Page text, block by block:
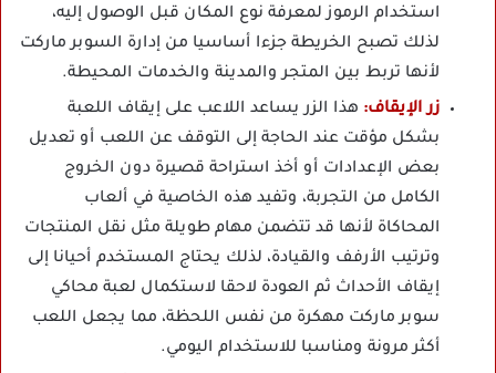
استخدام الرموز لمعرفة نوع المكان قبل الوصول إليه،
لذلك تصبح الخريطة جزءا أساسيا من إدارة السوبر ماركت
لأنها تربط بين المتجر والمدينة والخدمات المحيطة.
زر الإيقاف: هذا الزر يساعد اللاعب على إيقاف اللعبة
بشكل مؤقت عند الحاجة إلى التوقف عن اللعب أو تعديل
بعض الإعدادات أو أخذ استراحة قصيرة دون الخروج
الكامل من التجربة، وتفيد هذه الخاصية في ألعاب
المحاكاة لأنها قد تتضمن مهام طويلة مثل نقل المنتجات
وترتيب الأرفف والقيادة، لذلك يحتاج المستخدم أحيانا إلى
إيقاف الأحداث ثم العودة لاحقا لاستكمال لعبة محاكي
سوبر ماركت مهكرة من نفس اللحظة، مما يجعل اللعب
أكثر مرونة ومناسبا للاستخدام اليومي.